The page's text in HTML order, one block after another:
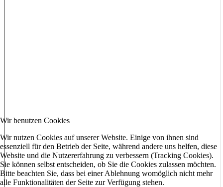
Wir benutzen Cookies
Wir nutzen Cookies auf unserer Website. Einige von ihnen sind
essenziell für den Betrieb der Seite, während andere uns helfen, diese
Website und die Nutzererfahrung zu verbessern (Tracking Cookies).
Sie können selbst entscheiden, ob Sie die Cookies zulassen möchten.
Bitte beachten Sie, dass bei einer Ablehnung womöglich nicht mehr
alle Funktionalitäten der Seite zur Verfügung stehen.